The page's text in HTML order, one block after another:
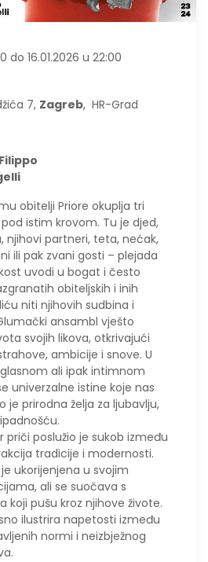
do 16.01.2026 u 22:00
7, Zagreb, HR-Grad
obitelji Priore okuplja tri
istim krovom. Tu je djed,
njihovi partneri, teta, nećak,
ili pak zvani gosti – plejada
uvodi u bogat i često
obiteljskih i inih
niti njihovih sudbina i
ansambl vješto
svojih likova, otkrivajući
ambicije i snove. U
ali ipak intimnom
univerzalne istine koje nas
je prirodna želja za ljubavlju,
priči poslužio je sukob između
tradicije i modernosti.
ukorijenjena u svojim
ali se suočava s
koji pušu kroz njihove živote.
ilustrira napetosti između
normi i neizbježnog